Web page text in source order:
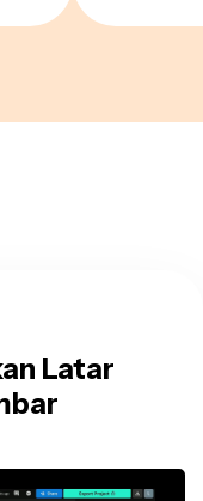
Latar